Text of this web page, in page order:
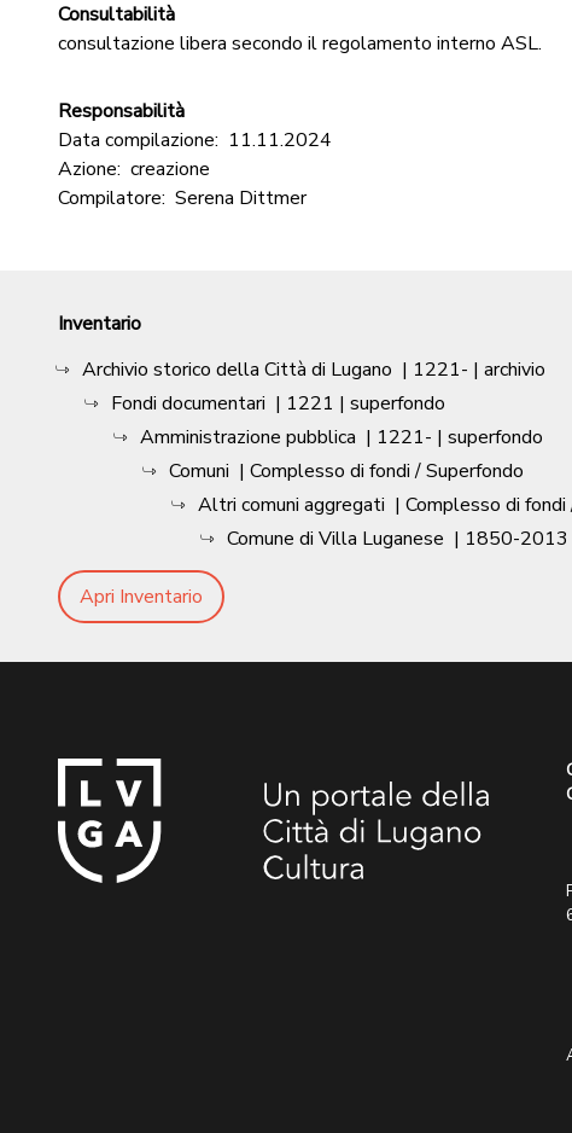
Consultabilità
consultazione libera secondo il regolamento interno ASL.
Responsabilità
Data compilazione: 11.11.2024
Azione: creazione
Compilatore: Serena Dittmer
Inventario
Archivio storico della Città di Lugano | 1221- | archivio
Fondi documentari | 1221 | superfondo
Amministrazione pubblica | 1221- | superfondo
Comuni | Complesso di fondi / Superfondo
Altri comuni aggregati | Complesso di
Comune di Villa Luganese | 1850-2013
Apri Inventario